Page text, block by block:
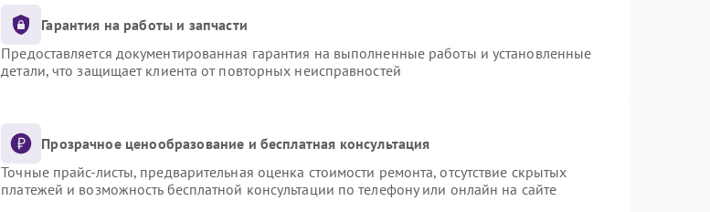
Гарантия на работы и запчасти
Предоставляется документированная гарантия на выполненные работы и установленные
детали, что защищает клиента от повторных неисправностей
Прозрачное ценообразование и бесплатная консультация
Точные прайс-листы, предварительная оценка стоимости ремонта, отсутствие скрытых
платежей и возможность бесплатной консультации по телефону или онлайн на сайте